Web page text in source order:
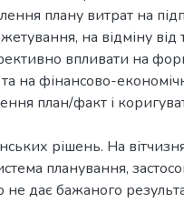
плану витрат на
на відміну від
впливати на
на фінансово-
план/факт і
рішень. На
планування,
не дає бажаного